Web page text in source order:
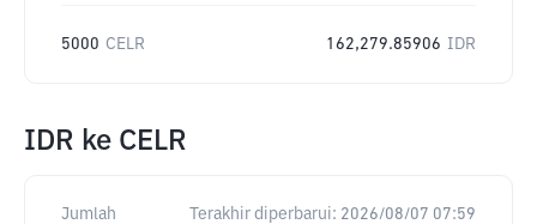
5000 CELR 162,279.85906 IDR
IDR ke CELR
Jumlah Terakhir diperbarui: 2026/08/07 07:59